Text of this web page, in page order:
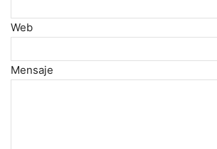
Web
Mensaje